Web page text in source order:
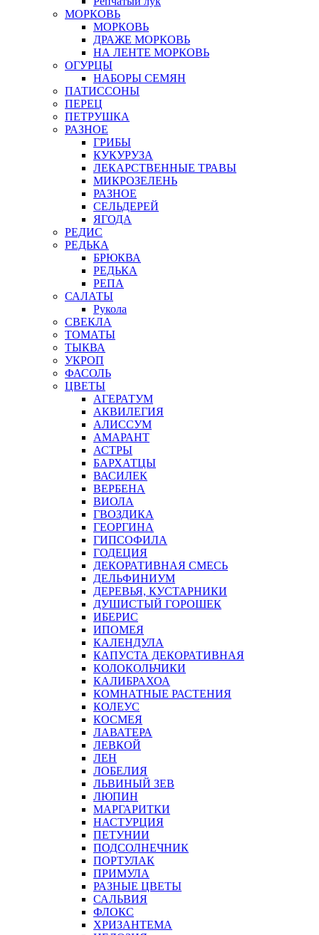
МОРКОВЬ
МОРКОВЬ
ДРАЖЕ МОРКОВЬ
НА ЛЕНТЕ МОРКОВЬ
ОГУРЦЫ
НАБОРЫ СЕМЯН
ПАТИССОНЫ
ПЕРЕЦ
ПЕТРУШКА
РАЗНОЕ
ГРИБЫ
КУКУРУЗА
ЛЕКАРСТВЕННЫЕ ТРАВЫ
МИКРОЗЕЛЕНЬ
РАЗНОЕ
СЕЛЬДЕРЕЙ
ЯГОДА
РЕДИС
РЕДЬКА
БРЮКВА
РЕДЬКА
РЕПА
САЛАТЫ
Рукола
СВЕКЛА
ТОМАТЫ
ТЫКВА
УКРОП
ФАСОЛЬ
ЦВЕТЫ
АГЕРАТУМ
АКВИЛЕГИЯ
АЛИССУМ
АМАРАНТ
АСТРЫ
БАРХАТЦЫ
ВАСИЛЕК
ВЕРБЕНА
ВИОЛА
ГВОЗДИКА
ГЕОРГИНА
ГИПСОФИЛА
ГОДЕЦИЯ
ДЕКОРАТИВНАЯ СМЕСЬ
ДЕЛЬФИНИУМ
ДЕРЕВЬЯ, КУСТАРНИКИ
ДУШИСТЫЙ ГОРОШЕК
ИБЕРИС
ИПОМЕЯ
КАЛЕНДУЛА
КАПУСТА ДЕКОРАТИВНАЯ
КОЛОКОЛЬЧИКИ
КАЛИБРАХОА
КОМНАТНЫЕ РАСТЕНИЯ
КОЛЕУС
КОСМЕЯ
ЛАВАТЕРА
ЛЕВКОЙ
ЛЕН
ЛОБЕЛИЯ
ЛЬВИНЫЙ ЗЕВ
ЛЮПИН
МАРГАРИТКИ
НАСТУРЦИЯ
ПЕТУНИИ
ПОДСОЛНЕЧНИК
ПОРТУЛАК
ПРИМУЛА
РАЗНЫЕ ЦВЕТЫ
САЛЬВИЯ
ФЛОКС
ХРИЗАНТЕМА